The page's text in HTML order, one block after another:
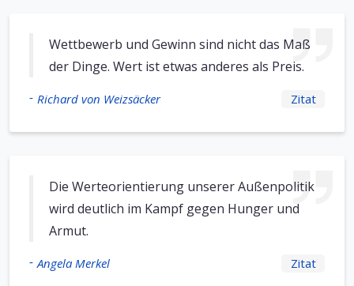
Wettbe­werb und Gewinn sind nicht das Maß
der Dinge. Wert ist etwas anderes als Preis.
- Richard von Weizsäcker Zitat
Die Werteorientierung unserer Außenpolitik
wird deutlich im Kampf gegen Hunger und
Armut.
- Angela Merkel Zitat